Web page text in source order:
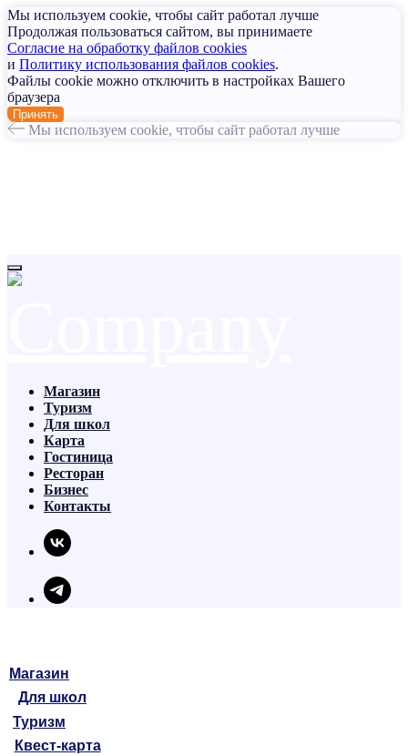
Мы используем cookie, чтобы сайт работал лучше
Продолжая пользоваться сайтом, вы принимаете
Согласие на обработку файлов cookies
и Политику использования файлов cookies.
Файлы cookie можно отключить в настройках Вашего
браузера
Принять
Мы используем cookie, чтобы сайт работал лучше
Магазин
Для школ
Туризм
Квест-карта
Магазин
Туризм
Для школ
Карта
Гостиница
Ресторан
Бизнес
Контакты